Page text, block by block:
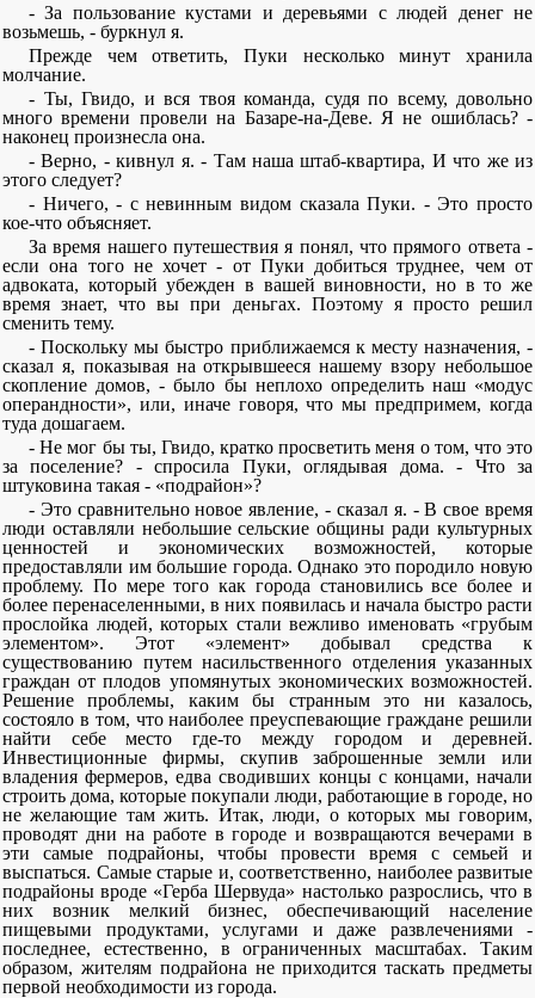
- За пользование кустами и деревьями с людей денег не
возьмешь, - буркнул я.
Прежде чем ответить, Пуки несколько минут хранила
молчание.
- Ты, Гвидо, и вся твоя команда, судя по всему, довольно
много времени провели на Базаре-на-Деве. Я не ошиблась? -
наконец произнесла она.
- Верно, - кивнул я. - Там наша штаб-квартира, И что же из
этого следует?
- Ничего, - с невинным видом сказала Пуки. - Это просто
кое-что объясняет.
За время нашего путешествия я понял, что прямого ответа -
если она того не хочет - от Пуки добиться труднее, чем от
адвоката, который убежден в вашей виновности, но в то же
время знает, что вы при деньгах. Поэтому я просто решил
сменить тему.
- Поскольку мы быстро приближаемся к месту назначения, -
сказал я, показывая на открывшееся нашему взору небольшое
скопление домов, - было бы неплохо определить наш «модус
операндности», или, иначе говоря, что мы предпримем, когда
туда дошагаем.
- Не мог бы ты, Гвидо, кратко просветить меня о том, что это
за поселение? - спросила Пуки, оглядывая дома. - Что за
штуковина такая - «подрайон»?
- Это сравнительно новое явление, - сказал я. - В свое время
люди оставляли небольшие сельские общины ради культурных
ценностей и экономических возможностей, которые
предоставляли им большие города. Однако это породило новую
проблему. По мере того как города становились все более и
более перенаселенными, в них появилась и начала быстро расти
прослойка людей, которых стали вежливо именовать «грубым
элементом». Этот «элемент» добывал средства к
существованию путем насильственного отделения указанных
граждан от плодов упомянутых экономических возможностей.
Решение проблемы, каким бы странным это ни казалось,
состояло в том, что наиболее преуспевающие граждане решили
найти себе место где-то между городом и деревней.
Инвестиционные фирмы, скупив заброшенные земли или
владения фермеров, едва сводивших концы с концами, начали
строить дома, которые покупали люди, работающие в городе, но
не желающие там жить. Итак, люди, о которых мы говорим,
проводят дни на работе в городе и возвращаются вечерами в
эти самые подрайоны, чтобы провести время с семьей и
выспаться. Самые старые и, соответственно, наиболее развитые
подрайоны вроде «Герба Шервуда» настолько разрослись, что в
них возник мелкий бизнес, обеспечивающий население
пищевыми продуктами, услугами и даже развлечениями -
последнее, естественно, в ограниченных масштабах. Таким
образом, жителям подрайона не приходится таскать предметы
первой необходимости из города.